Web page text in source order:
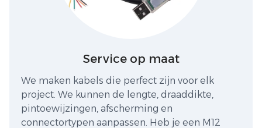
Service op maat
We maken kabels die perfect zijn voor elk
project. We kunnen de lengte, draaddikte,
pintoewijzingen, afscherming en
connectortypen aanpassen. Heb je een M12